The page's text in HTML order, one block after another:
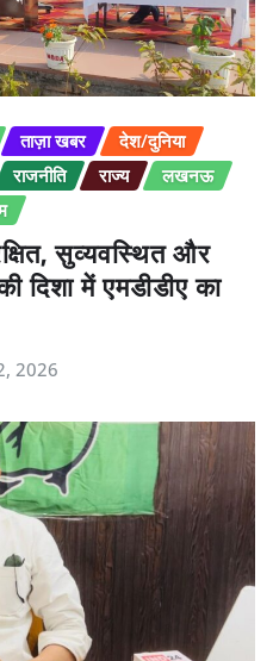
ताज़ा खबर
देश/दुनिया
राजनीति राज्य
लखनऊ
सुव्यवस्थित और
दिशा में एमडीडीए का
2026